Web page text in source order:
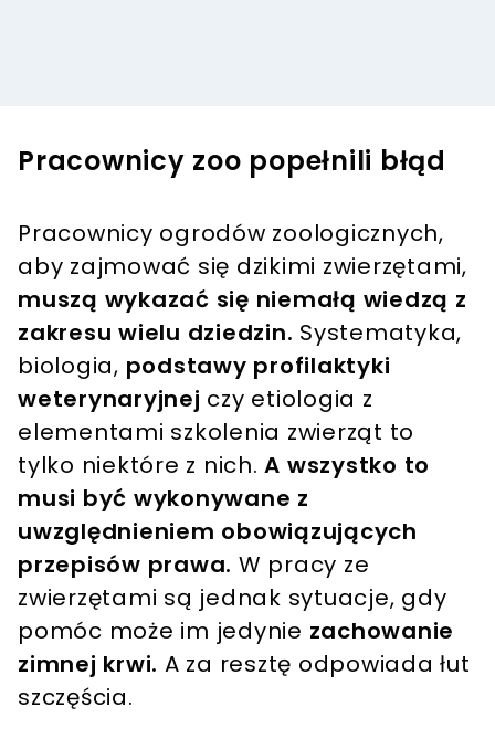
Pracownicy zoo popełnili błąd
Pracownicy ogrodów zoologicznych,
aby zajmować się dzikimi zwierzętami,
muszą wykazać się niemałą wiedzą z
zakresu wielu dziedzin. Systematyka,
biologia, podstawy profilaktyki
weterynaryjnej czy etiologia z
elementami szkolenia zwierząt to
tylko niektóre z nich.A wszystko to
musi być wykonywane z
uwzględnieniem obowiązujących
przepisów prawa. W pracy ze
zwierzętami są jednak sytuacje, gdy
pomóc może im jedynie zachowanie
zimnej krwi. A za resztę odpowiada łut
szczęścia.